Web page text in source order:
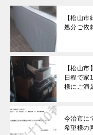
【松山
処分ご依
【松山
日程で家
様にご満
今治市に
希望様の